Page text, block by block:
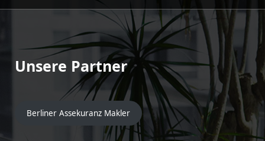
Unsere Partner
Berliner Assekuranz Makler